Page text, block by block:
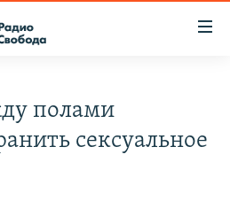
полами
сексуальное